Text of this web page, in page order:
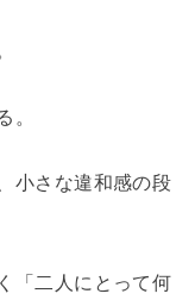
。
小さな違和感の段
「二人にとって何